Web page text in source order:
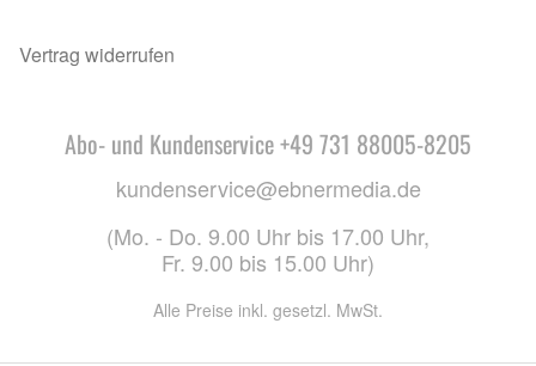
Vertrag widerrufen
Abo- und Kundenservice +49 731 88005-8205
kundenservice@ebnermedia.de
(Mo. - Do. 9.00 Uhr bis 17.00 Uhr,
Fr. 9.00 bis 15.00 Uhr)
Alle Preise inkl. gesetzl. MwSt.